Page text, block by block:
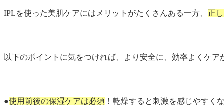
IPLを使った美肌ケアにはメリットがたくさんある一方、 正
以下のポイントに気をつければ、より安全に、効率よくケア
●使用前後の保湿ケアは必須 ！乾燥すると刺激を感じやすく